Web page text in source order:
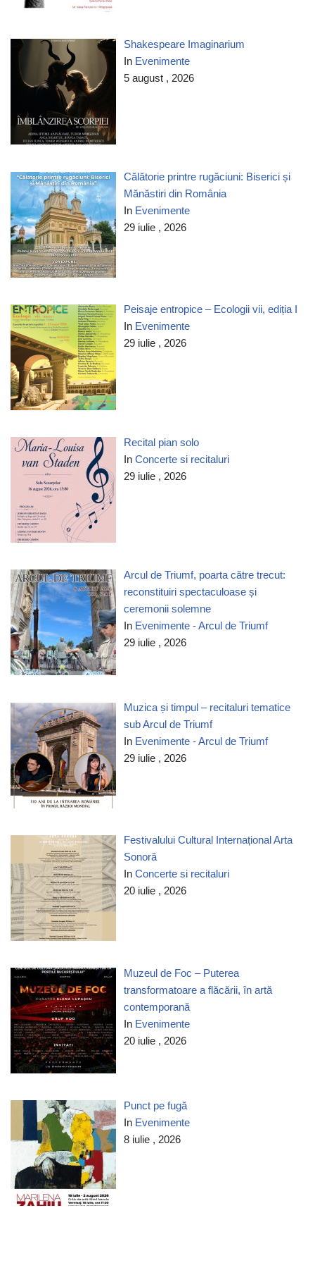
Shakespeare Imaginarium
In Evenimente
5 august , 2026
Călătorie printre rugăciuni: Biserici și
Mănăstiri din România
In Evenimente
29 iulie , 2026
Peisaje entropice – Ecologii vii, ediția I
In Evenimente
29 iulie , 2026
Recital pian solo
InConcerte si recitaluri
29 iulie , 2026
Arcul de Triumf, poarta către trecut:
reconstituiri spectaculoase și
ceremonii solemne
In Evenimente - Arcul de Triumf
29 iulie , 2026
Muzica și timpul – recitaluri tematice
sub Arcul de Triumf
In Evenimente - Arcul de Triumf
29 iulie , 2026
Festivalului Cultural Internațional Arta
Sonoră
InConcerte si recitaluri
20 iulie , 2026
Muzeul de Foc – Puterea
transformatoare a flăcării, în artă
contemporană
In Evenimente
20 iulie , 2026
Punct pe fugă
In Evenimente
8 iulie , 2026